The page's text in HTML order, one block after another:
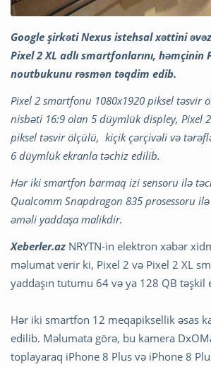
Google şirkəti Nexus istehsal xəttini
Pixel 2 XL adlı smartfonlarını, həmçinin
noutbukunu rəsmən təqdim edib.
Pixel 2 smartfonu 1080x1920 piksel təsvir
nisbəti 16:9 olan 5 düymlük displey, Pixel
piksel təsvir ölçülü, kiçik çərçivəli və
6 düymlük ekranla təchiz edilib.
Hər iki smartfon barmaq izi sensoru ilə
Qualcomm Snapdragon 835 prosessoru
əməli yaddaşa malikdir.
Xeberler.az NRYTN-in elektron xəbər
məlumat verir ki, Pixel 2 və Pixel 2 XL
yaddaşın tutumu 64 və ya 128 QB təşkil
Hər iki smartfon 12 meqapiksellik əsas
edilib. Məlumata görə, bu kamera
toplayaraq iPhone 8 Plus və iPhone 8